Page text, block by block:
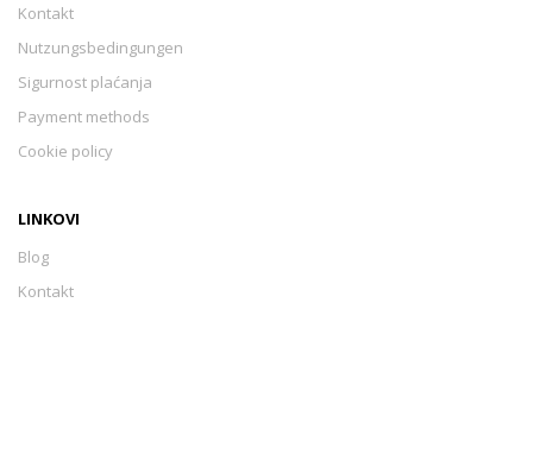
Kontakt
Nutzungsbedingungen
Sigurnost plaćanja
Payment methods
Cookie policy
LINKOVI
Blog
Kontakt